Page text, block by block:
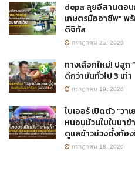
depa ลุยอีสานตอน
เกษตรมืออาชีพ” พ
ดิจิทัล
กรกฎาคม 25, 2026
ทางเลือกใหม่! ปลูก
ดีกว่ามันทั่วไป 3 เท่า
กรกฎาคม 19, 2026
ไบเออร์ เปิดตัว “ว
หนอนม้วนใบในนาข้
ดูแลข้าวช่วงตั้งท้อ
กรกฎาคม 18, 2026